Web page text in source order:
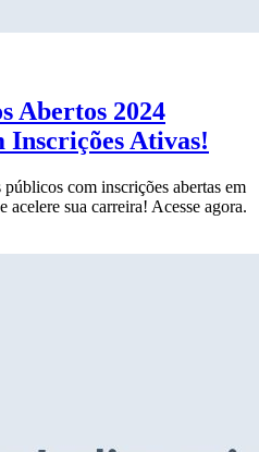
Abertos 2024
Inscrições Ativas!
com inscrições abertas em
acelere sua carreira! Acesse agora.